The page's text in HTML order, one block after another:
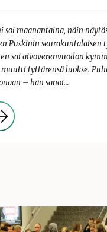
soi maanantaina, näin
Puškinin seurakuntalaisen
sai aivoverenvuodon
tyttärensä luokse.
– hän sanoi…